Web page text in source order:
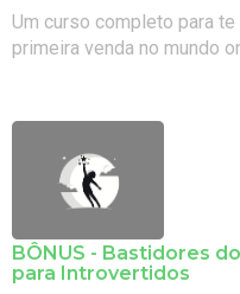
Um curso completo para
primeira venda no mundo
BÔNUS - Bastidores
para Introvertidos